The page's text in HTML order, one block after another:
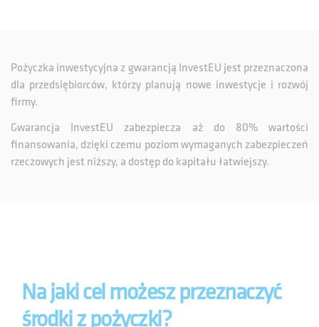
Pożyczka inwestycyjna z gwarancją InvestEU jest przeznaczona
dla przedsiębiorców, którzy planują nowe inwestycje i rozwój
firmy.
Gwarancja InvestEU zabezpiecza aż do 80% wartości
finansowania, dzięki czemu poziom wymaganych zabezpieczeń
rzeczowych jest niższy, a dostęp do kapitału łatwiejszy.
Na jaki cel możesz przeznaczyć
środki z pożyczki?